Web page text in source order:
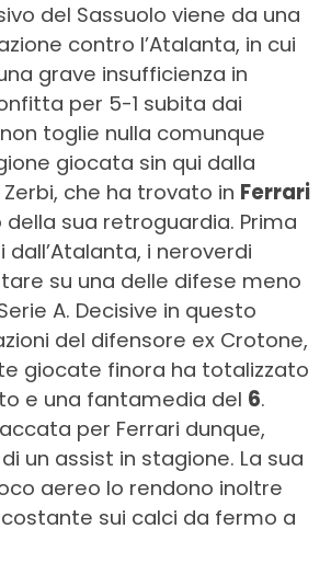
del Sassuolo viene da una
contro l’Atalanta, in cui
grave insufficienza in
per 5-1 subita dai
toglie nulla comunque
giocata sin qui dalla
che ha trovato in Ferrari
sua retroguardia. Prima
dall’Atalanta, i neroverdi
su una delle difese meno
A. Decisive in questo
del difensore ex Crotone,
giocate finora ha totalizzato
e una fantamedia del 6.
per Ferrari dunque,
un assist in stagione. La sua
aereo lo rendono inoltre
sui calci da fermo a